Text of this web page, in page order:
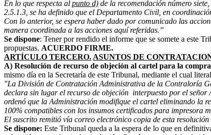
En lo que respecta al punto d) de la recomendación número
2.5.1.3, se ha definido que el Departamento Civil, en
Con lo anterior, se espera haber dado por comunicado las
manera coordinada a las acciones aquí referidas.”
Se dispone: Tener por rendido el informe que se somete a este
propuestas. ACUERDO FIRME.
ARTÍCULO TERCERO. ASUNTOS DE
A) Resolución de recurso de objeción al cartel para la
mismo día en la Secretaría de este Tribunal, mediante el cual
"La División de Contratación Administrativa de la Contraloría
declara sin lugar el recurso de objeción interpuesto por el señor
ordenó que la Administración modifique el cartel eliminando la
100% compatibles con los insumos certificados para impresora
El suscrito remitió vía correo electrónico copia de esta
Se dispone: Este Tribunal queda a la espera de lo que en